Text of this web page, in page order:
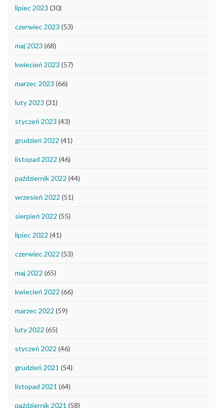
lipiec 2023 (30)
czerwiec 2023 (53)
maj 2023 (68)
kwiecień 2023 (57)
marzec 2023 (66)
luty 2023 (31)
styczeń 2023 (43)
grudzień 2022 (41)
listopad 2022 (46)
październik 2022 (44)
wrzesień 2022 (51)
sierpień 2022 (55)
lipiec 2022 (41)
czerwiec 2022 (53)
maj 2022 (65)
kwiecień 2022 (66)
marzec 2022 (59)
luty 2022 (65)
styczeń 2022 (46)
grudzień 2021 (54)
listopad 2021 (64)
październik 2021 (58)